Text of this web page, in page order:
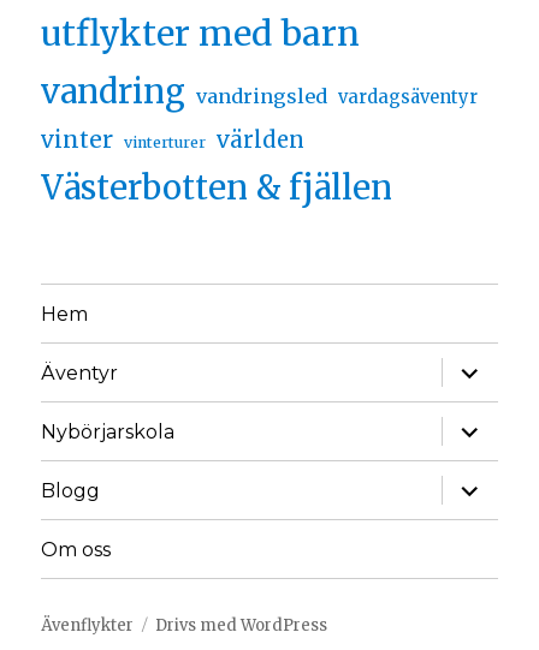
utflykter med barn
vandring vandringsled vardagsäventyr
vinter vinterturer världen
Västerbotten & fjällen
Hem
Äventyr
Nybörjarskola
Blogg
Om oss
Ävenflykter Drivs med WordPress